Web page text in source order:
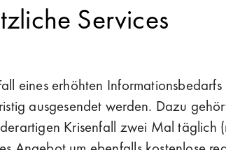
Services
eines erhöhten
ausgesendet werden. Dazu
Krisenfall zwei Mal täglich